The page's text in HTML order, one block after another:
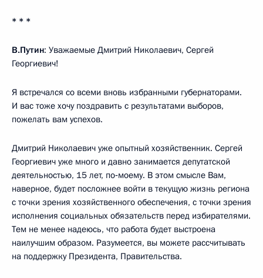
* * *
В.Путин: Уважаемые Дмитрий Николаевич, Сергей
Георгиевич!
Я встречался со всеми вновь избранными губернаторами.
И вас тоже хочу поздравить с результатами выборов,
пожелать вам успехов.
Дмитрий Николаевич уже опытный хозяйственник. Сергей
Георгиевич уже много и давно занимается депутатской
деятельностью, 15 лет, по‑моему. В этом смысле Вам,
наверное, будет посложнее войти в текущую жизнь региона
с точки зрения хозяйственного обеспечения, с точки зрения
исполнения социальных обязательств перед избирателями.
Тем не менее надеюсь, что работа будет выстроена
наилучшим образом. Разумеется, вы можете рассчитывать
на поддержку Президента, Правительства.